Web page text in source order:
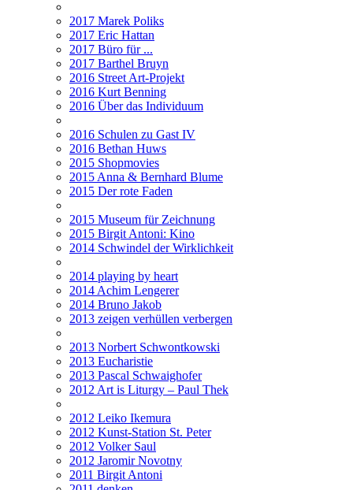
2017 Marek Poliks
2017 Eric Hattan
2017 Büro für ...
2017 Barthel Bruyn
2016 Street Art-Projekt
2016 Kurt Benning
2016 Über das Individuum
2016 Schulen zu Gast IV
2016 Bethan Huws
2015 Shopmovies
2015 Anna & Bernhard Blume
2015 Der rote Faden
2015 Museum für Zeichnung
2015 Birgit Antoni: Kino
2014 Schwindel der Wirklichkeit
2014 playing by heart
2014 Achim Lengerer
2014 Bruno Jakob
2013 zeigen verhüllen verbergen
2013 Norbert Schwontkowski
2013 Eucharistie
2013 Pascal Schwaighofer
2012 Art is Liturgy – Paul Thek
2012 Leiko Ikemura
2012 Kunst-Station St. Peter
2012 Volker Saul
2012 Jaromir Novotny
2011 Birgit Antoni